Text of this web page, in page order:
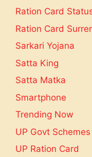
Ration Card
Ration Card
Sarkari Yojana
Satta King
Satta Matka
Smartphone
Trending Now
UP Govt Schemes
UP Ration Card